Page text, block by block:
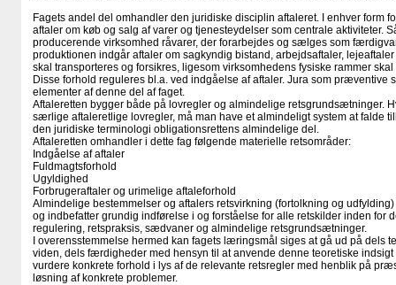
Fagets andel del omhandler den juridiske disciplin aftaleret. I enhver form
aftaler om køb og salg af varer og tjenesteydelser som centrale aktiviteter.
producerende virksomhed råvarer, der forarbejdes og sælges som
produktionen indgår aftaler om sagkyndig bistand, arbejdsaftaler,
skal transporteres og forsikres, ligesom virksomhedens fysiske rammer
Disse forhold reguleres bl.a. ved indgåelse af aftaler. Jura som præventive
elementer af denne del af faget.
Aftaleretten bygger både på lovregler og almindelige retsgrundsætninger.
særlige aftaleretlige lovregler, må man have et almindeligt system at falde
den juridiske terminologi obligationsrettens almindelige del.
Aftaleretten omhandler i dette fag følgende materielle retsområder:
Indgåelse af aftaler
Fuldmagtsforhold
Ugyldighed
Forbrugeraftaler og urimelige aftaleforhold
Almindelige bestemmelser og aftalers retsvirkning (fortolkning og udfylding)
og indbefatter grundig indførelse i og forståelse for alle retskilder inden for
regulering, retspraksis, sædvaner og almindelige retsgrundsætninger.
I overensstemmelse hermed kan fagets læringsmål siges at gå ud på dels
viden, dels færdigheder med hensyn til at anvende denne teoretiske
vurdere konkrete forhold i lys af de relevante retsregler med henblik på
løsning af konkrete problemer.